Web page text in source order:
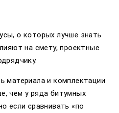
о которых лучше знать
на смету, проектные
материала и комплектации
чем у ряда битумных
если сравнивать «по